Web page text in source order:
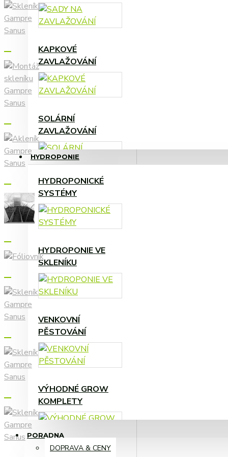
PÉČE, OCHRANA
ROSTLIN
KAPKOVÉ
ZAVLAŽOVÁNÍ
SOLÁRNÍ
ZAVLAŽOVÁNÍ
TVAROVKY, FITINKY,
HADICE
ZAVLAŽOVÁNÍ A
KOMPONENTY
ČERPADLA,
ČASOVAČE, ...
HYDROPONIE
HYDROPONICKÉ
SYSTÉMY
HYDROPONIE VE
SKLENÍKU
VENKOVNÍ
PĚSTOVÁNÍ
VÝHODNÉ GROW
KOMPLETY
PORADNA
DOPRAVA & CENY